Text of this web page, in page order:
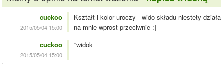
cuckoo
2015/05/04 15:00
Kształt i kolor uroczy - wido składu niestety działa
na mnie wprost przeciwnie :]
cuckoo
2015/05/04 15:00
*widok